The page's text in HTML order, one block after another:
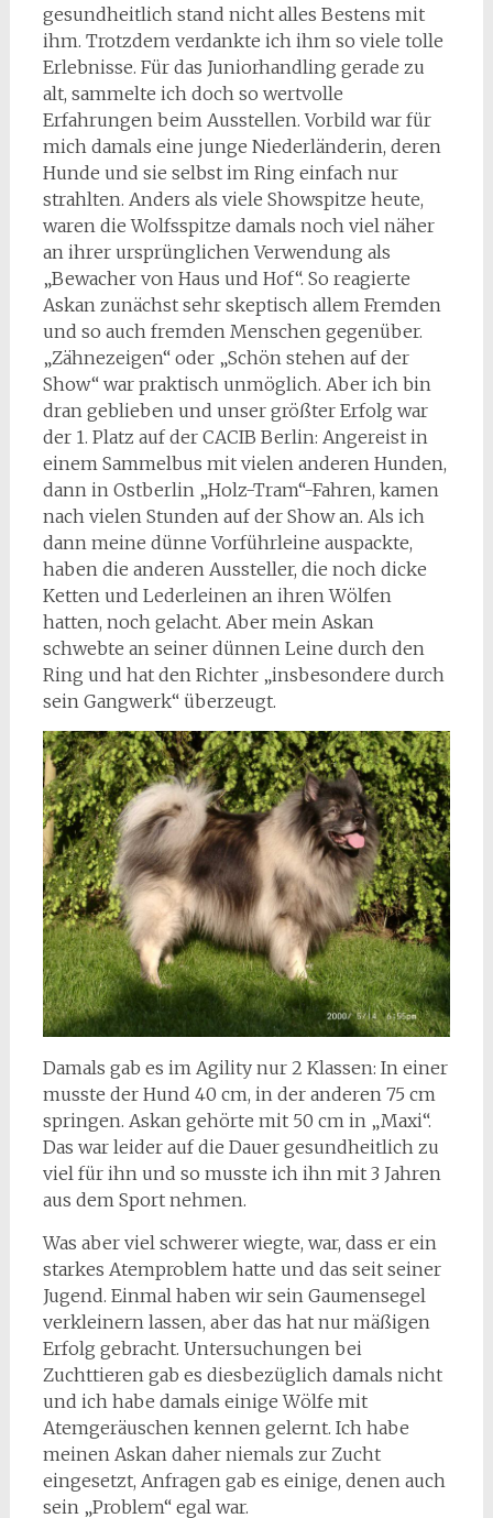
gesundheitlich stand nicht alles Bestens mit
ihm. Trotzdem verdankte ich ihm so viele tolle
Erlebnisse. Für das Juniorhandling gerade zu
alt, sammelte ich doch so wertvolle
Erfahrungen beim Ausstellen. Vorbild war für
mich damals eine junge Niederländerin, deren
Hunde und sie selbst im Ring einfach nur
strahlten. Anders als viele Showspitze heute,
waren die Wolfsspitze damals noch viel näher
an ihrer ursprünglichen Verwendung als
„Bewacher von Haus und Hof“. So reagierte
Askan zunächst sehr skeptisch allem Fremden
und so auch fremden Menschen gegenüber.
„Zähnezeigen“ oder „Schön stehen auf der
Show“ war praktisch unmöglich. Aber ich bin
dran geblieben und unser größter Erfolg war
der 1. Platz auf der CACIB Berlin: Angereist in
einem Sammelbus mit vielen anderen Hunden,
dann in Ostberlin „Holz-Tram“-Fahren, kamen
nach vielen Stunden auf der Show an. Als ich
dann meine dünne Vorführleine auspackte,
haben die anderen Aussteller, die noch dicke
Ketten und Lederleinen an ihren Wölfen
hatten, noch gelacht. Aber mein Askan
schwebte an seiner dünnen Leine durch den
Ring und hat den Richter „insbesondere durch
sein Gangwerk“ überzeugt.
Damals gab es im Agility nur 2 Klassen: In einer
musste der Hund 40 cm, in der anderen 75 cm
springen. Askan gehörte mit 50 cm in „Maxi“.
Das war leider auf die Dauer gesundheitlich zu
viel für ihn und so musste ich ihn mit 3 Jahren
aus dem Sport nehmen.
Was aber viel schwerer wiegte, war, dass er ein
starkes Atemproblem hatte und das seit seiner
Jugend. Einmal haben wir sein Gaumensegel
verkleinern lassen, aber das hat nur mäßigen
Erfolg gebracht. Untersuchungen bei
Zuchttieren gab es diesbezüglich damals nicht
und ich habe damals einige Wölfe mit
Atemgeräuschen kennen gelernt. Ich habe
meinen Askan daher niemals zur Zucht
eingesetzt, Anfragen gab es einige, denen auch
sein „Problem“ egal war.